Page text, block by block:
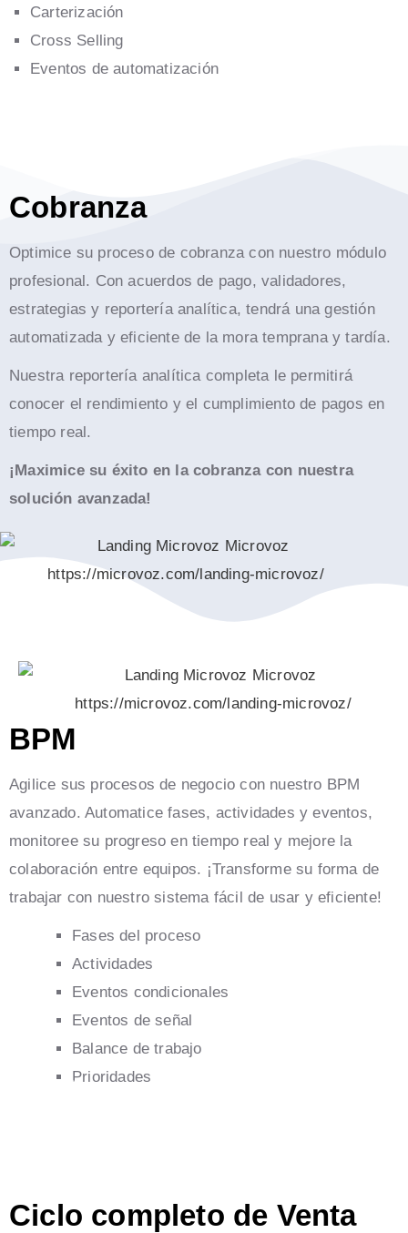
Carterización
Cross Selling
Eventos de automatización
Cobranza
Optimice su proceso de cobranza con nuestro módulo
profesional. Con acuerdos de pago, validadores,
estrategias y reportería analítica, tendrá una gestión
automatizada y eficiente de la mora temprana y tardía.
Nuestra reportería analítica completa le permitirá
conocer el rendimiento y el cumplimiento de pagos en
tiempo real.
¡Maximice su éxito en la cobranza con nuestra
solución avanzada!
BPM
Agilice sus procesos de negocio con nuestro BPM
avanzado. Automatice fases, actividades y eventos,
monitoree su progreso en tiempo real y mejore la
colaboración entre equipos. ¡Transforme su forma de
trabajar con nuestro sistema fácil de usar y eficiente!
Fases del proceso
Actividades
Eventos condicionales
Eventos de señal
Balance de trabajo
Prioridades
Ciclo completo de Venta